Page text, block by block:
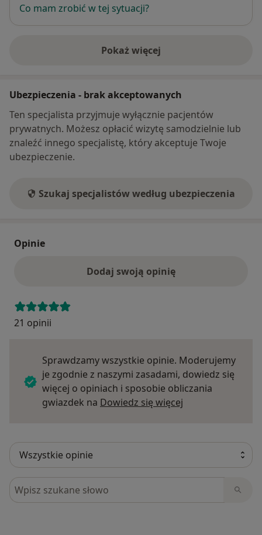
Co mam zrobić w tej sytuacji?
Pokaż więcej
o adresie
Ubezpieczenia - brak akceptowanych
Ten specjalista przyjmuje wyłącznie pacjentów
prywatnych. Możesz opłacić wizytę samodzielnie lub
znaleźć innego specjalistę, który akceptuje Twoje
ubezpieczenie.
Szukaj specjalistów według ubezpieczenia
Opinie
Dodaj swoją opinię
21 opinii
Sprawdzamy wszystkie opinie. Moderujemy
je zgodnie z naszymi zasadami, dowiedz się
więcej o opiniach i sposobie obliczania
gwiazdek na Dowiedz się więcej
Szukaj w opiniach